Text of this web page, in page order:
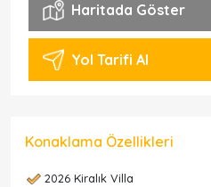
Haritada Göster
Yol Tarifi Al
Konaklama Özellikleri
2026 Kiralık Villa